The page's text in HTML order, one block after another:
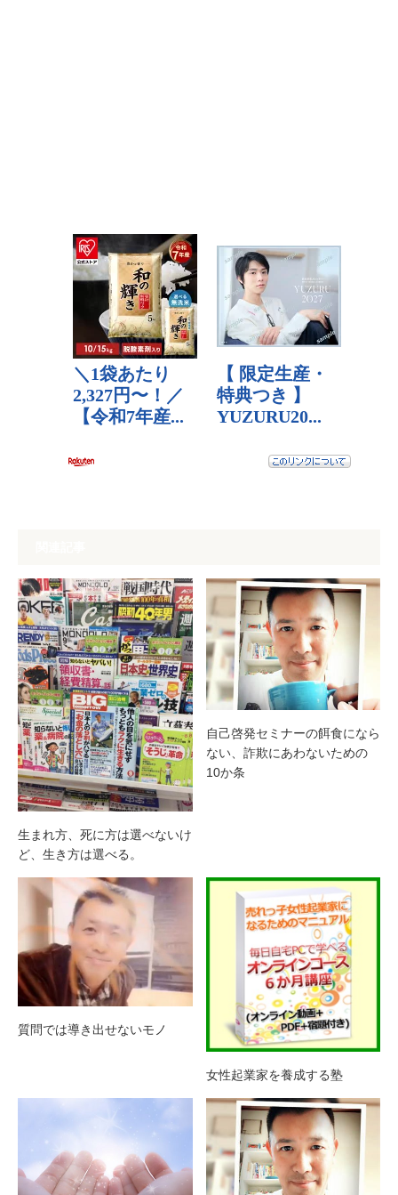
生まれ方、死に方は選べないけ
ど、生き方は選べる。
自己啓発セミナーの餌食になら
ない、詐欺にあわないための
10か条
質問では導き出せないモノ
女性起業家を養成する塾